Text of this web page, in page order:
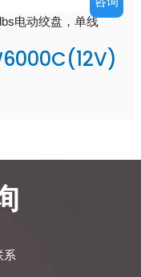
电动绞盘，单线
系